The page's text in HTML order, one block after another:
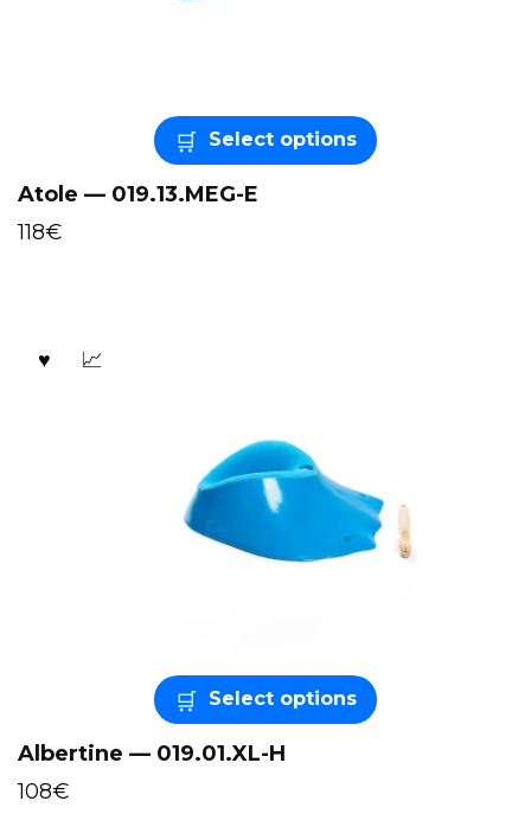
Select options
Atole — 019.13.MEG-E
118€
Select options
Albertine — 019.01.XL-H
108€